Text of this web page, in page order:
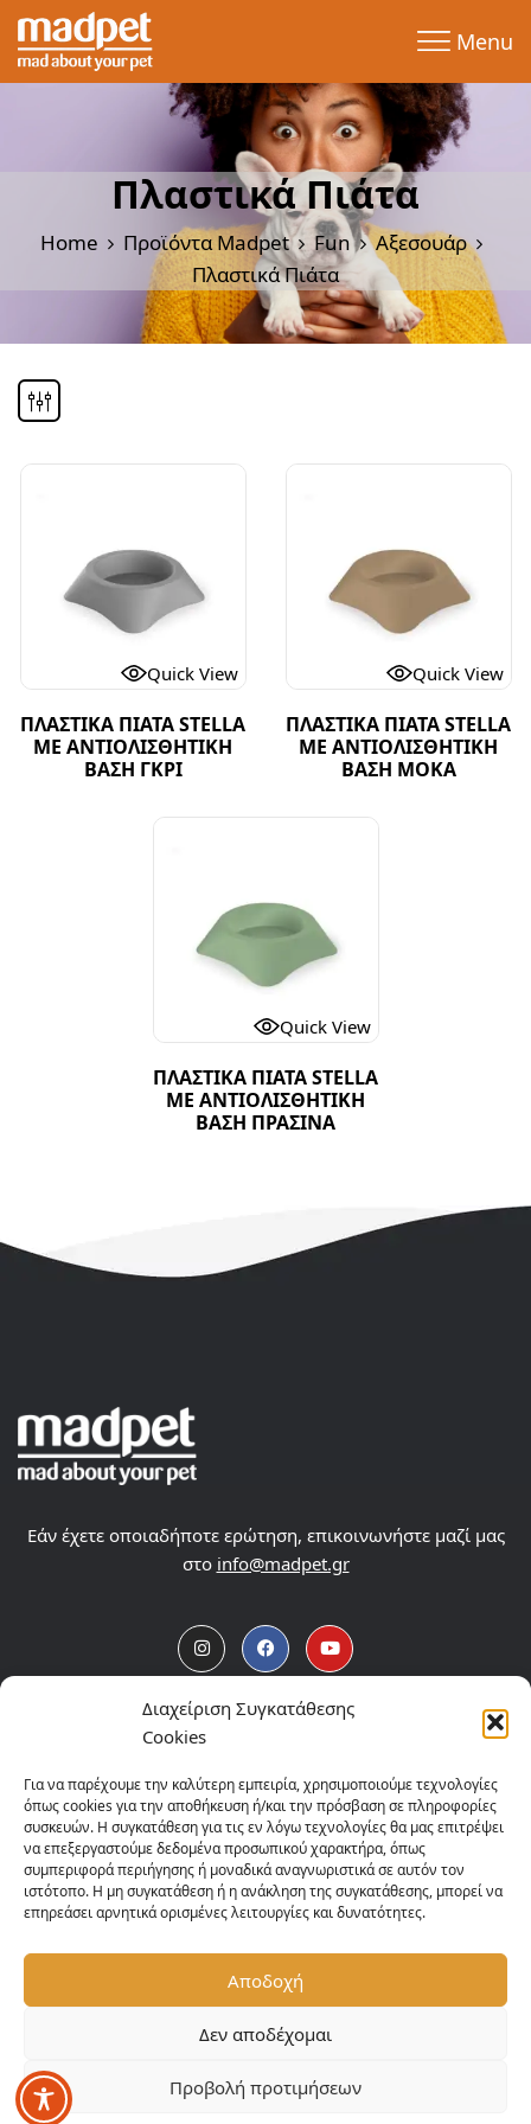
Διαχείριση Συγκατάθεσης
Cookies
Για να παρέχουμε την καλύτερη εμπειρία, χρησιμοποιούμε τεχνολογίες
όπως cookies για την αποθήκευση ή/και την πρόσβαση σε πληροφορίες
συσκευών. Η συγκατάθεση για τις εν λόγω τεχνολογίες θα μας επιτρέψει
να επεξεργαστούμε δεδομένα προσωπικού χαρακτήρα, όπως
συμπεριφορά περιήγησης ή μοναδικά αναγνωριστικά σε αυτόν τον
ιστότοπο. Η μη συγκατάθεση ή η ανάκληση της συγκατάθεσης, μπορεί να
επηρεάσει αρνητικά ορισμένες λειτουργίες και δυνατότητες.
Αποδοχή
Δεν αποδέχομαι
Προβολή προτιμήσεων
Menu
Πλαστικά Πιάτα
Home Προϊόντα Madpet Fun
Αξεσουάρ
Πλαστικά Πιάτα
Quick View
ΠΛΑΣΤΙΚΑ ΠΙΑΤΑ STELLA
ΜΕ ΑΝΤΙΟΛΙΣΘΗΤΙΚΗ
ΒΑΣΗ ΓΚΡΙ
Quick View
ΠΛΑΣΤΙΚΑ ΠΙΑΤΑ STELLA
ΜΕ ΑΝΤΙΟΛΙΣΘΗΤΙΚΗ
ΒΑΣΗ ΜΟΚΑ
Quick View
ΠΛΑΣΤΙΚΑ ΠΙΑΤΑ STELLA
ΜΕ ΑΝΤΙΟΛΙΣΘΗΤΙΚΗ
ΒΑΣΗ ΠΡΑΣΙΝΑ
Εάν έχετε οποιαδήποτε ερώτηση, επικοινωνήστε μαζί μας
στο info@madpet.gr
Προϊόντα Madpet
Προφίλ
Τα Νέα μας
Επικοινωνία
Madpet © Copyright 2025